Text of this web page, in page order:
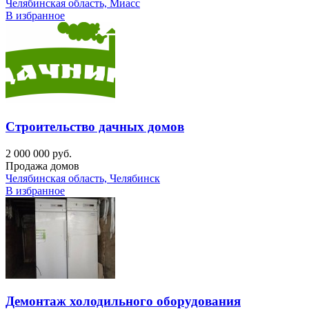
Челябинская область, Миасс
В избранное
Строительство дачных домов
2 000 000 руб.
Продажа домов
Челябинская область, Челябинск
В избранное
Демонтаж холодильного оборудования